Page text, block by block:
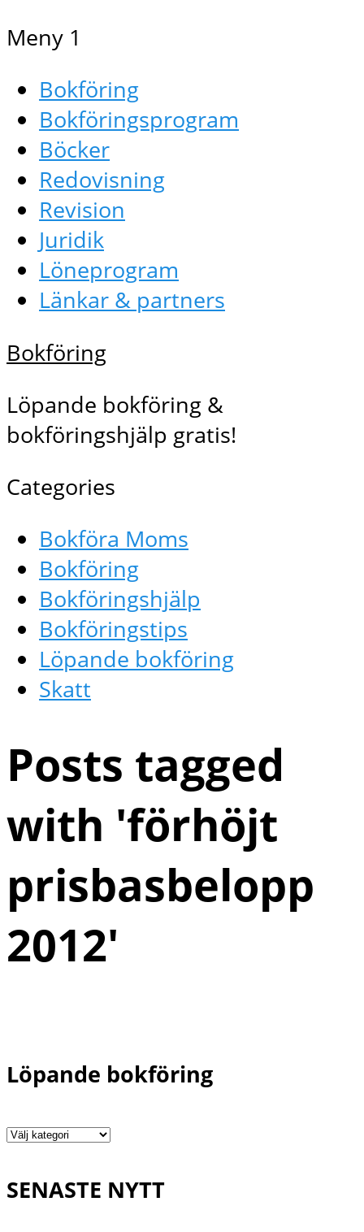
Meny 1
Bokföring
Bokföringsprogram
Böcker
Redovisning
Revision
Juridik
Löneprogram
Länkar & partners
Bokföring
Löpande bokföring &
bokföringshjälp gratis!
Categories
Bokföra Moms
Bokföring
Bokföringshjälp
Bokföringstips
Löpande bokföring
Skatt
Posts tagged
with 'förhöjt
prisbasbelopp
2012'
Löpande bokföring
Löpande
SENASTE NYTT